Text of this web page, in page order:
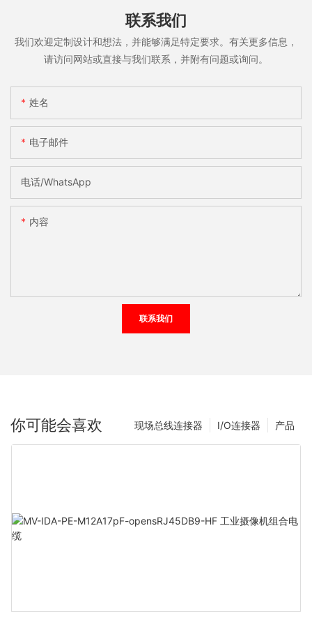
联系我们
我们欢迎定制设计和想法，并能够满足特定要求。有关更多信息，
请访问网站或直接与我们联系，并附有问题或询问。
姓名
电子邮件
电话/WhatsApp
内容
联系我们
你可能会喜欢 产品
I/O连接器
现场总线连接器